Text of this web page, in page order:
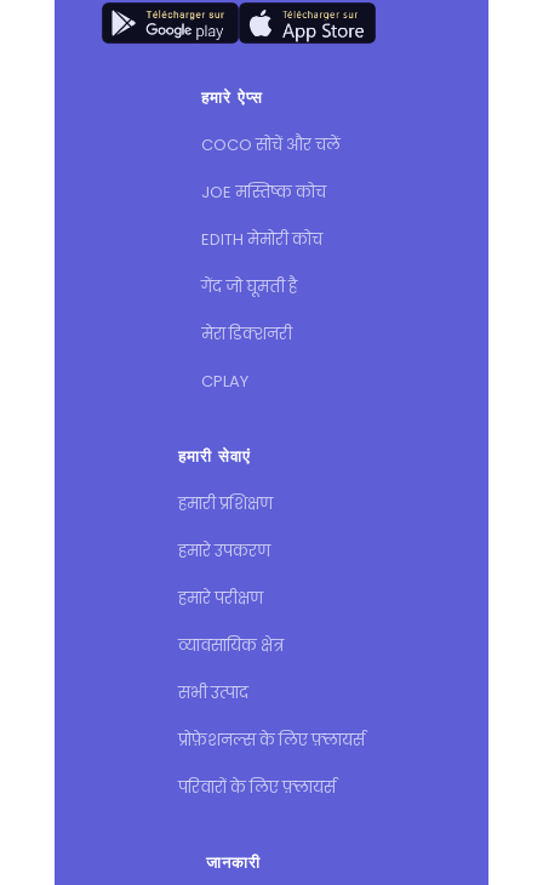
हमारे ऐप्स
COCO सोचें और चलें
JOE मस्तिष्क कोच
EDITH मेमोरी कोच
गेंद जो घूमती है
मेरा डिक्शनरी
CPLAY
हमारी सेवाएं
हमारी प्रशिक्षण
हमारे उपकरण
हमारे परीक्षण
व्यावसायिक क्षेत्र
सभी उत्पाद
प्रोफ़ेशनल्स के लिए फ़्लायर्स
परिवारों के लिए फ़्लायर्स
जानकारी